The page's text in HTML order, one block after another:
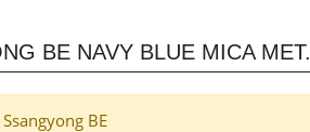
BE NAVY BLUE MICA MET.
BE